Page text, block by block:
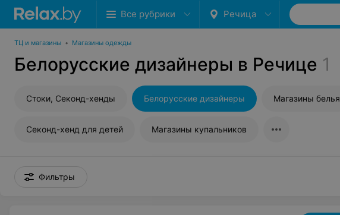
Все рубрики Речица
ТЦ и магазины • Магазины одежды
Белорусские дизайнеры в Речице 1
Стоки, Секонд-хенды Белорусские дизайнеры Магазины белья
Секонд-хенд для детей Магазины купальников
Фильтры